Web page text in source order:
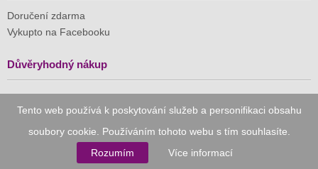
Tento web používá k poskytování služeb a personifikaci obsahu
soubory cookie. Používáním tohoto webu s tím souhlasíte.
Rozumím
Více informací
Doručení zdarma
Vykupto na Facebooku
Důvěryhodný nákup
komerci (APEK)